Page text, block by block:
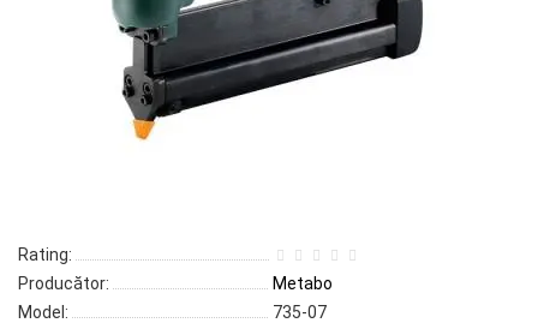
Rating:
Producător:
Metabo
Model:
735-07